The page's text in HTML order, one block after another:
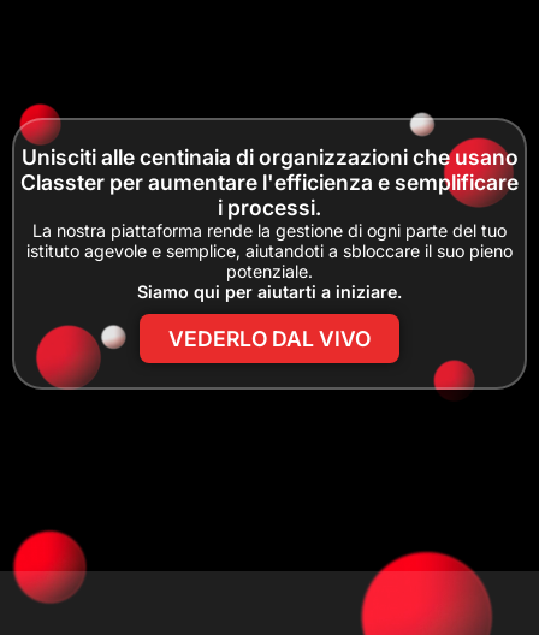
Unisciti alle centinaia di organizzazioni che usano
Classter per aumentare l'efficienza e semplificare
i processi.
La nostra piattaforma rende la gestione di ogni parte del tuo
istituto agevole e semplice, aiutandoti a sbloccare il suo pieno
potenziale.
Siamo qui per aiutarti a iniziare.
VEDERLO DAL VIVO